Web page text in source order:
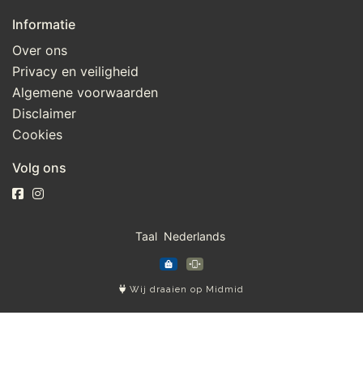
Informatie
Over ons
Privacy en veiligheid
Algemene voorwaarden
Disclaimer
Cookies
Volg ons
Taal
Wij draaien op Midmid